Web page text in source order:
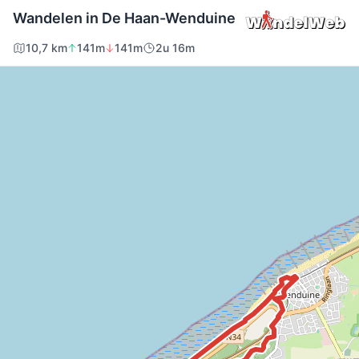
Wandelen in De Haan-Wenduine
10,7 km 141m 141m 2u 16m